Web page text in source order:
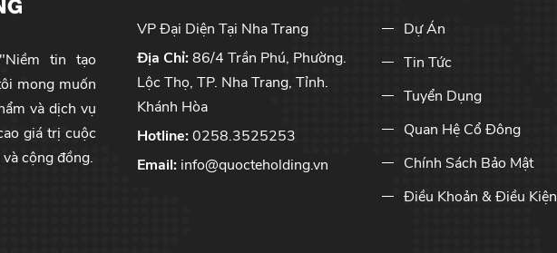
tin tạo
mong muốn
và dịch vụ
giá trị cuộc
cộng đồng.
VP Đại Diện Tại Nha Trang
Địa Chỉ:86/4 Trần Phú, Phường.
Lộc Thọ, TP. Nha Trang, Tỉnh.
Khánh Hòa
Hotline:0258.3525253
Email: info@quocteholding.vn
Dự Án
Tin Tức
Tuyển Dụng
Quan Hệ Cổ Đông
Chính Sách Bảo Mật
Điều Khoản & Điều Kiện